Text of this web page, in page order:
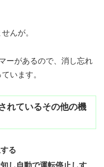
んが。
ーがあるので、消し忘れ
います。
れているその他の機
る